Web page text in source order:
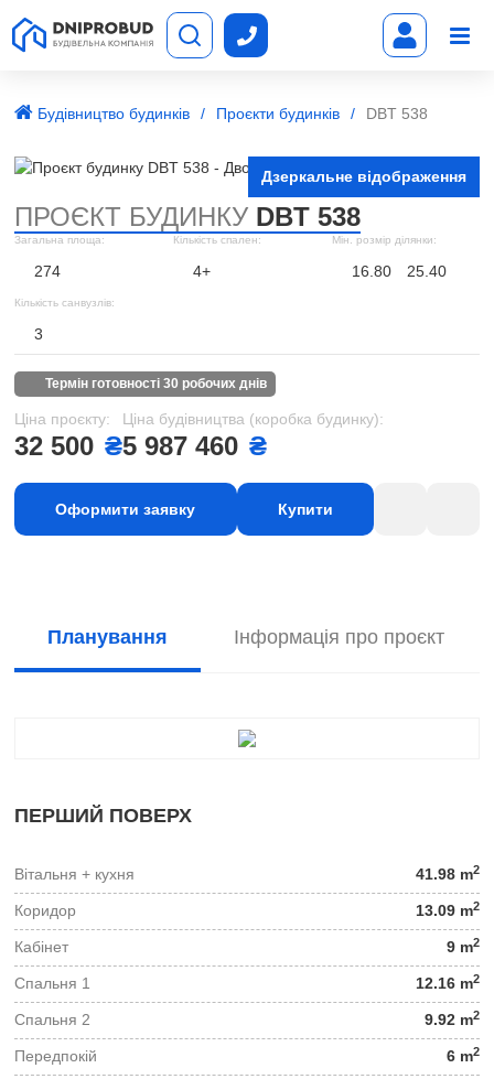
Будівництво будинків Проєкти будинків DBT 538
Дзеркальне відображення
ПРОЄКТ БУДИНКУ DBT 538
Загальна площа:
274
Кількість спален:
4+
Мін. розмір ділянки:
16.80 25.40
Кількість санвузлів:
3
термін готовності 30 робочих днів
Ціна проєкту:
32 500 ₴
Ціна будівництва (коробка будинку):
5 987 460 ₴
Оформити заявку Купити
Планування Інформація про проєкт
ПЕРШИЙ ПОВЕРХ
Вітальня + кухня 41.98 m2
Коридор 13.09 m2
Кабінет 9 m2
Спальня 1 12.16 m2
Спальня 2 9.92 m2
Передпокій 6 m2